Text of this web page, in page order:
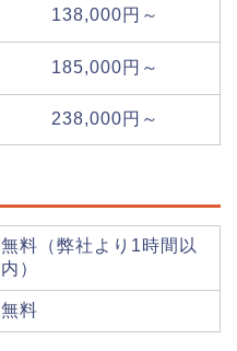
138,000円～
185,000円～
238,000円～
無料（弊社より1時間以
内）
無料